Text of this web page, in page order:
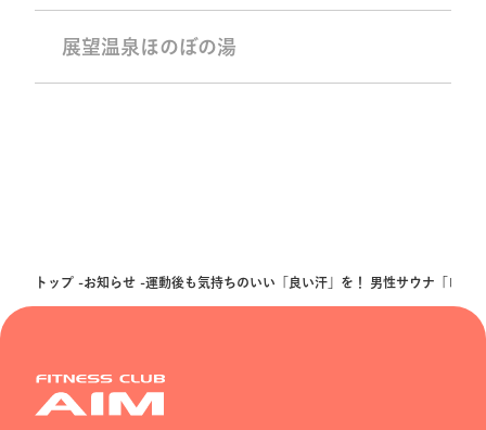
展望温泉ほのぼの湯
トップ お知らせ 運動後も気持ちのいい「良い汗」を！ 男性サウナ「ロウ